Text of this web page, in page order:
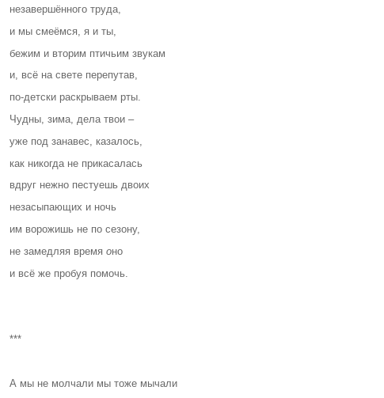
незавершённого труда,
и мы смеёмся, я и ты,
бежим и вторим птичьим звукам
и, всё на свете перепутав,
по-детски раскрываем рты.
Чудны, зима, дела твои –
уже под занавес, казалось,
как никогда не прикасалась
вдруг нежно пестуешь двоих
незасыпающих и ночь
им ворожишь не по сезону,
не замедляя время оно
и всё же пробуя помочь.
***
А мы не молчали мы тоже мычали